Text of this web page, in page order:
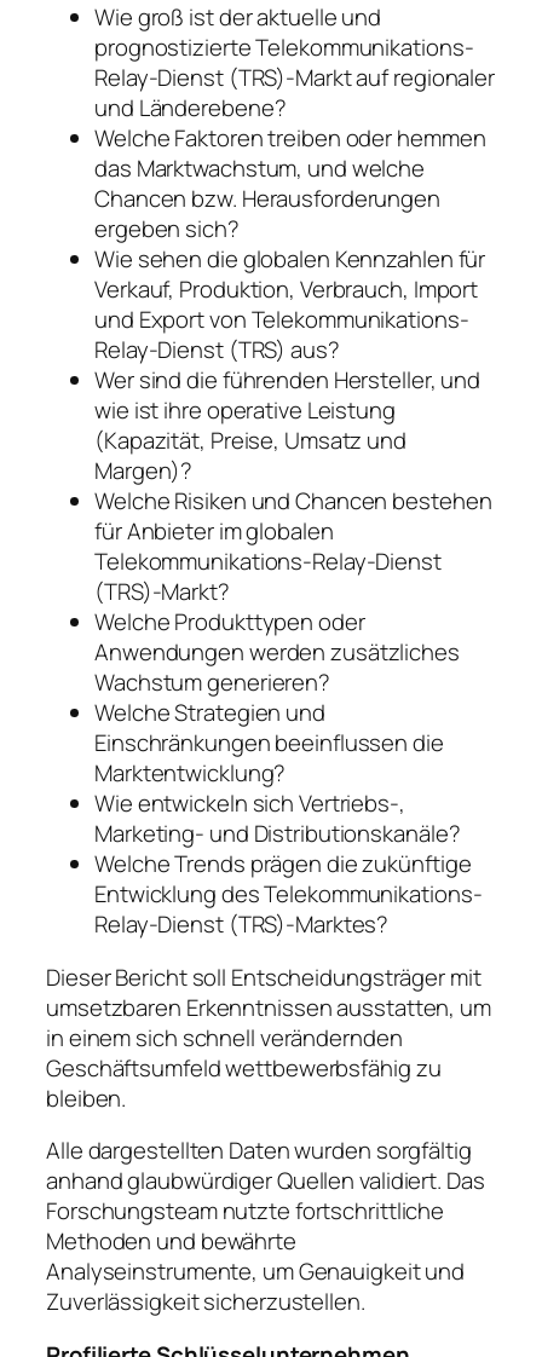
Wie groß ist der aktuelle und
prognostizierte Telekommunikations-
Relay-Dienst (TRS)-Markt auf regionaler
und Länderebene?
Welche Faktoren treiben oder hemmen
das Marktwachstum, und welche
Chancen bzw. Herausforderungen
ergeben sich?
Wie sehen die globalen Kennzahlen für
Verkauf, Produktion, Verbrauch, Import
und Export von Telekommunikations-
Relay-Dienst (TRS) aus?
Wer sind die führenden Hersteller, und
wie ist ihre operative Leistung
(Kapazität, Preise, Umsatz und
Margen)?
Welche Risiken und Chancen bestehen
für Anbieter im globalen
Telekommunikations-Relay-Dienst
(TRS)-Markt?
Welche Produkttypen oder
Anwendungen werden zusätzliches
Wachstum generieren?
Welche Strategien und
Einschränkungen beeinflussen die
Marktentwicklung?
Wie entwickeln sich Vertriebs-,
Marketing- und Distributionskanäle?
Welche Trends prägen die zukünftige
Entwicklung des Telekommunikations-
Relay-Dienst (TRS)-Marktes?
Dieser Bericht soll Entscheidungsträger mit
umsetzbaren Erkenntnissen ausstatten, um
in einem sich schnell verändernden
Geschäftsumfeld wettbewerbsfähig zu
bleiben.
Alle dargestellten Daten wurden sorgfältig
anhand glaubwürdiger Quellen validiert. Das
Forschungsteam nutzte fortschrittliche
Methoden und bewährte
Analyseinstrumente, um Genauigkeit und
Zuverlässigkeit sicherzustellen.